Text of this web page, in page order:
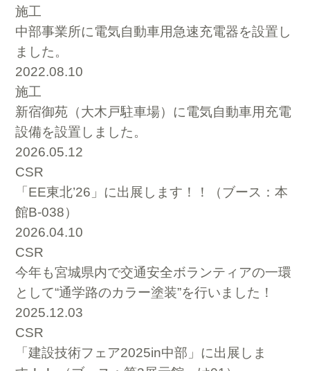
施工
中部事業所に電気自動車用急速充電器を設置し
ました。
2022.08.10
施工
新宿御苑（大木戸駐車場）に電気自動車用充電
設備を設置しました。
2026.05.12
CSR
「EE東北’26」に出展します！！（ブース：本
館B-038）
2026.04.10
CSR
今年も宮城県内で交通安全ボランティアの一環
として“通学路のカラー塗装”を行いました！
2025.12.03
CSR
「建設技術フェア2025in中部」に出展しま